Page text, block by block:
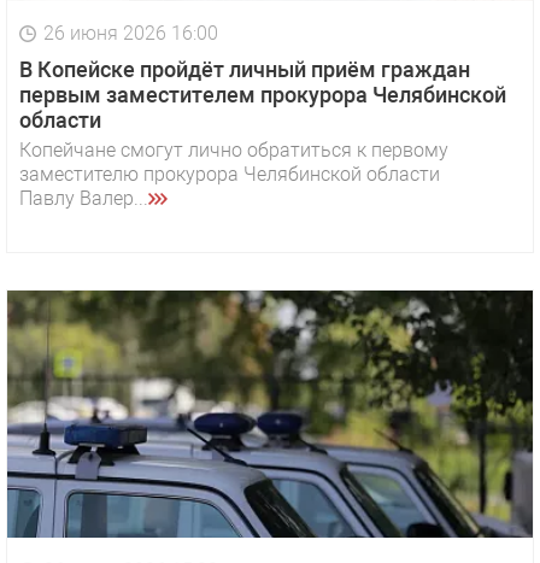
26 июня 2026 16:00
В Копейске пройдёт личный приём граждан
первым заместителем прокурора Челябинской
области
Копейчане смогут лично обратиться к первому
заместителю прокурора Челябинской области
Павлу Валер...